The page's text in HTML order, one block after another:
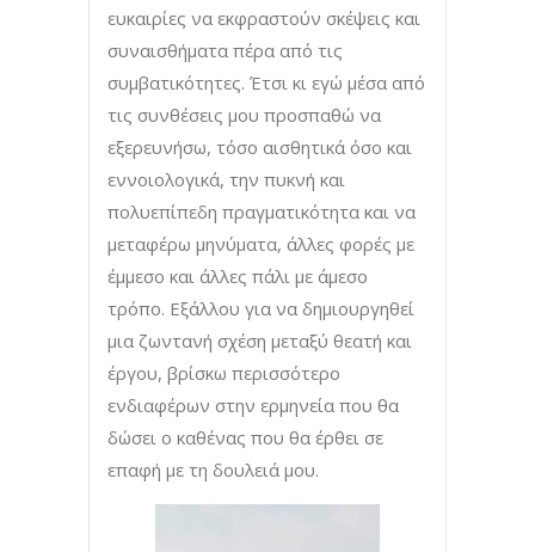
ευκαιρίες να εκφραστούν σκέψεις και
συναισθήματα πέρα από τις
συμβατικότητες. Έτσι κι εγώ μέσα από
τις συνθέσεις μου προσπαθώ να
εξερευνήσω, τόσο αισθητικά όσο και
εννοιολογικά, την πυκνή και
πολυεπίπεδη πραγματικότητα και να
μεταφέρω μηνύματα, άλλες φορές με
έμμεσο και άλλες πάλι με άμεσο
τρόπο. Εξάλλου για να δημιουργηθεί
μια ζωντανή σχέση μεταξύ θεατή και
έργου, βρίσκω περισσότερο
ενδιαφέρων στην ερμηνεία που θα
δώσει ο καθένας που θα έρθει σε
επαφή με τη δουλειά μου.